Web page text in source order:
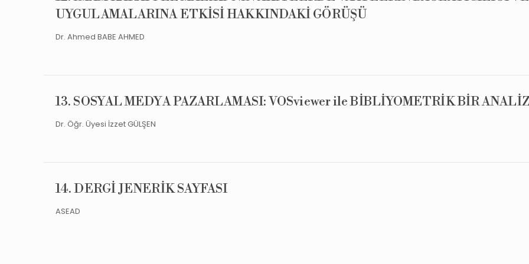
UYGULAMALARINA ETKİSİ HAKKINDAKİ GÖRÜŞÜ
Dr. Ahmed BABE AHMED
13. SOSYAL MEDYA PAZARLAMASI: VOSviewer ile BİBLİYOMETRİK BİR ANALİZ
Dr. Öğr. Üyesi İzzet GÜLŞEN
14. DERGİ JENERİK SAYFASI
ASEAD